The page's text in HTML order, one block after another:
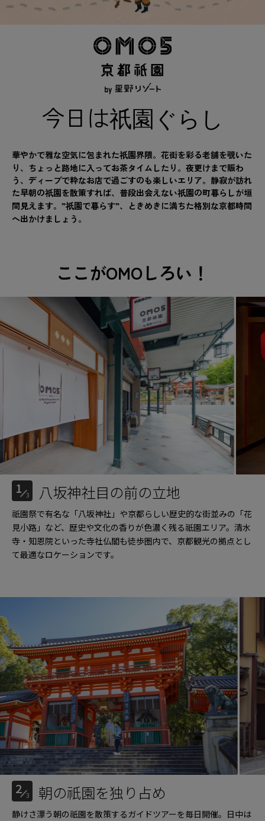
今日は祇園ぐらし
華やかで雅な空気に包まれた祇園界隈。花街を彩る老舗を覗いた
り、ちょっと路地に入ってお茶タイムしたり。夜更けまで賑わ
う、ディープで粋なお店で過ごすのも楽しいエリア。静寂が訪れ
た早朝の祇園を散策すれば、普段出会えない祇園の町暮らしが垣
間見えます。”祇園で暮らす”、ときめきに満ちた格別な京都時間
へ出かけましょう。
ここがOMOしろい！
1 3 八坂神社目の前の立地
祇園祭で有名な「八坂神社」や京都らしい歴史的な街並みの「花
見小路」など、歴史や文化の香りが色濃く残る祇園エリア。清水
寺・知恩院といった寺社仏閣も徒歩圏内で、京都観光の拠点とし
て最適なロケーションです。
2 3 朝の祇園を独り占め
静けさ漂う朝の祇園を散策するガイドツアーを毎日開催。日中は